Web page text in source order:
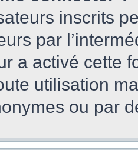
inscrits
par
a activé cette
utilisation
ou par